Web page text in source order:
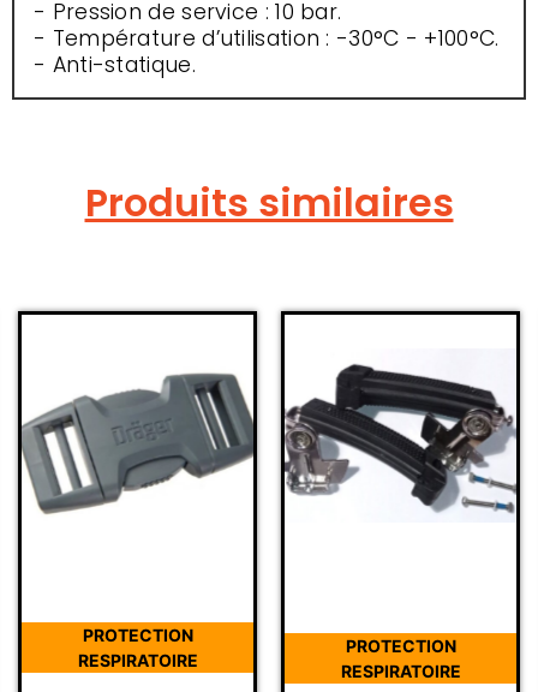
- Pression de service : 10 bar.
- Température d’utilisation : -30°C - +100°C.
- Anti-statique.
Produits similaires
PROTECTION
RESPIRATOIRE
PROTECTION
RESPIRATOIRE